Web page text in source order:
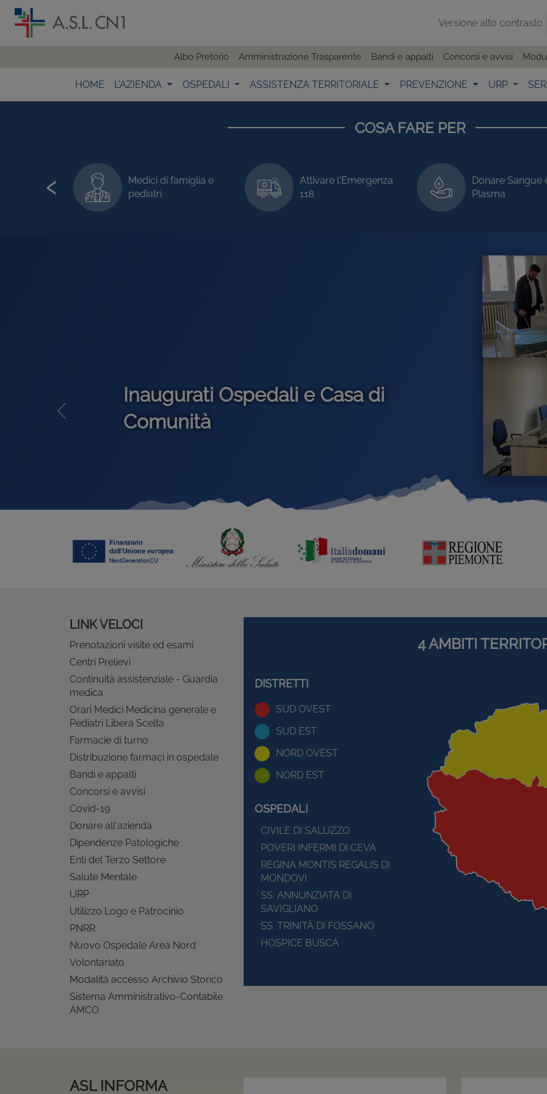
Versione alto contrasto
Albo Pretorio Amministrazione Trasparente Bandi e appalti Concorsi e avvisi
HOME L'AZIENDA OSPEDALI ASSISTENZA TERRITORIALE PREVENZIONE URP
COSA FARE PER
Attivare l'Emergenza
118
Donare Sangue e
Plasma
Richiesta
documentazione
sanitaria
‹
Info emergenza caldo
Previous
LINK VELOCI
Prenotazioni visite ed esami
Centri Prelievi
Continuità assistenziale - Guardia
medica
Orari Medici Medicina generale e
Pediatri Libera Scelta
Farmacie di turno
Distribuzione farmaci in ospedale
Bandi e appalti
Concorsi e avvisi
Covid-19
Donare all'azienda
Dipendenze Patologiche
Enti del Terzo Settore
Salute Mentale
URP
Utilizzo Logo e Patrocinio
PNRR
Nuovo Ospedale Area Nord
Volontariato
Modalità accesso Archivio Storico
Sistema Amministrativo-Contabile
AMCO
4 AMBITI
DISTRETTI
SUD OVEST
SUD EST
NORD OVEST
NORD EST
OSPEDALI
CIVILE DI SALUZZO
POVERI INFERMI DI CEVA
REGINA MONTIS REGALIS DI
MONDOVI
SS. ANNUNZIATA DI
SAVIGLIANO
SS. TRINITÀ DI FOSSANO
HOSPICE BUSCA
ASL INFORMA